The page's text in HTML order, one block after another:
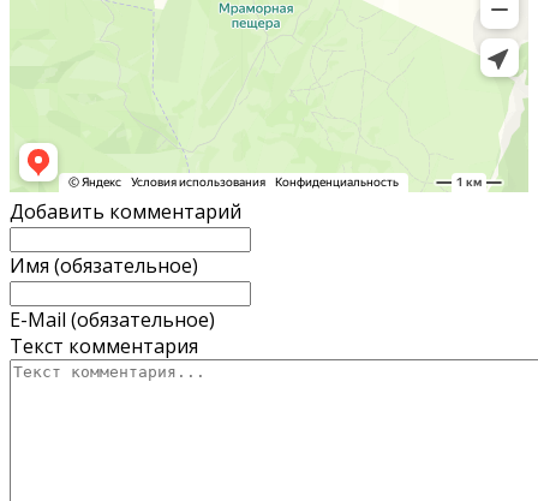
Добавить комментарий
Имя (обязательное)
E-Mail (обязательное)
Текст комментария